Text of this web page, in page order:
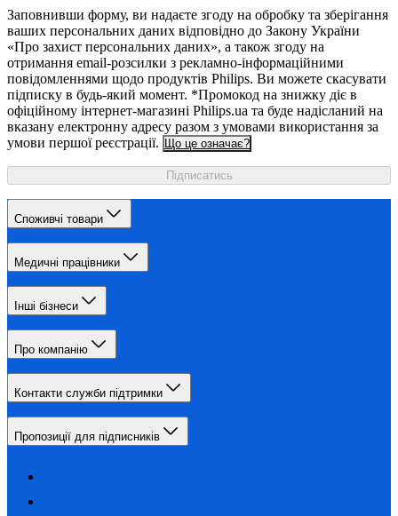
Заповнивши форму, ви надаєте згоду на обробку та зберігання
ваших персональних даних відповідно до Закону України
«Про захист персональних даних», а також згоду на
отримання email-розсилки з рекламно-інформаційними
повідомленнями щодо продуктів Philips. Ви можете скасувати
підписку в будь-який момент. *Промокод на знижку діє в
офіційному інтернет-магазині Philips.ua та буде надісланий на
вказану електронну адресу разом з умовами використання за
умови першої реєстрації. Що це означає?
Підписатись
Споживчі товари
Медичні працівники
Інші бізнеси
Про компанію
Контакти служби підтримки
Пропозиції для підписників